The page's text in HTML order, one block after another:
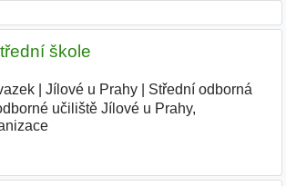
škole
Jílové u Prahy
Střední odborná
učiliště Jílové u Prahy,
|